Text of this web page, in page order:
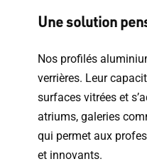
Une solution
Nos profilés
verrières. Leur
surfaces vitrées et
atriums, galeries
qui permet aux
et innovants.